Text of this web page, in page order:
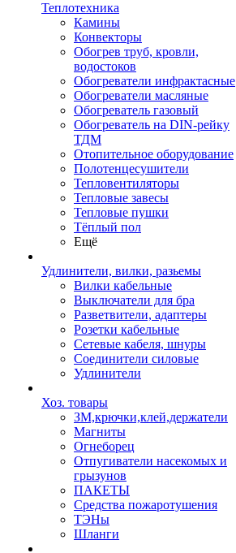
Теплотехника
Камины
Конвекторы
Обогрев труб, кровли,
водостоков
Обогреватели инфрактасные
Обогреватели масляные
Обогреватель газовый
Обогреватель на DIN-рейку
ТДМ
Отопительное оборудование
Полотенцесушители
Тепловентиляторы
Тепловые завесы
Тепловые пушки
Тёплый пол
Ещё
Удлинители, вилки, разьемы
Вилки кабельные
Выключатели для бра
Разветвители, адаптеры
Розетки кабельные
Сетевые кабеля, шнуры
Соединители силовые
Удлинители
Хоз. товары
ЗМ,крючки,клей,держатели
Магниты
Огнеборец
Отпугиватели насекомых и
грызунов
ПАКЕТЫ
Средства пожаротушения
ТЭНы
Шланги